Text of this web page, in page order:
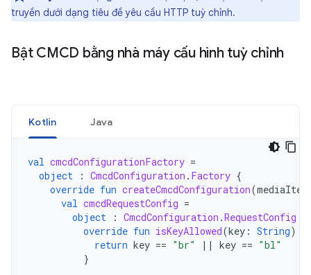
truyền dưới dạng tiêu đề yêu cầu HTTP tuỳ chỉnh.
Bật CMCD bằng nhà máy cấu hình tuỳ chỉnh
Kotlin Java
val cmcdConfigurationFactory =
object
: CmcdConfiguration . Factory {
override fun createCmcdConfiguration(mediaItem
val cmcdRequestConfig =
object
: CmcdConfiguration .RequestConfig
override fun isKeyAllowed(key : String):
return key == "br" || key == "bl"
}